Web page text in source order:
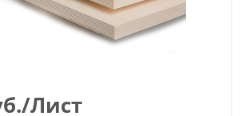
/Лист